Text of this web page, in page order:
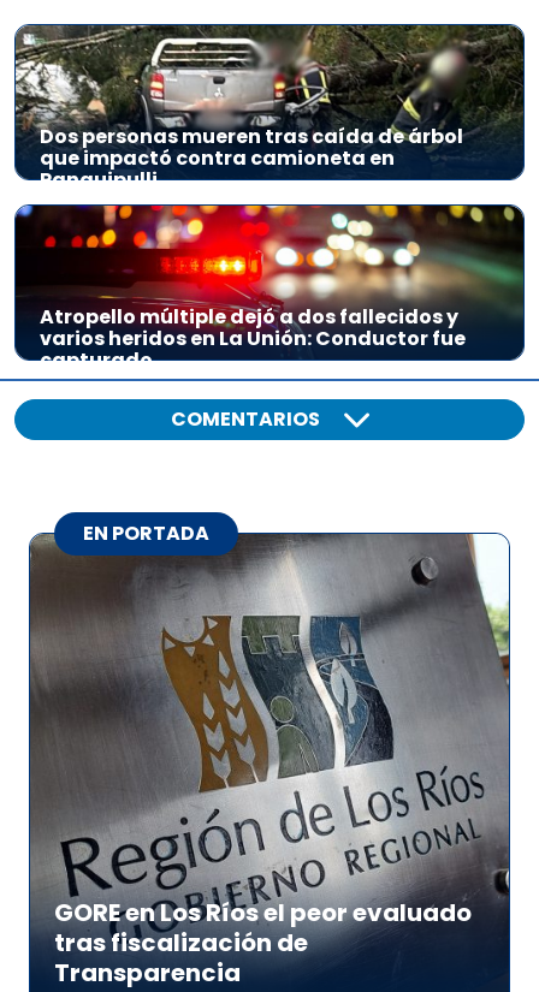
Dos personas mueren tras caída de árbol
que impactó contra camioneta en
Panguipulli
Atropello múltiple dejó a dos fallecidos y
varios heridos en La Unión: Conductor fue
capturado
COMENTARIOS
EN PORTADA
GORE en Los Ríos el peor evaluado
tras fiscalización de
Transparencia